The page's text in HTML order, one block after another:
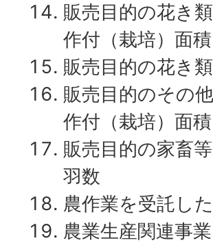
販売目的の花き
作付（栽培）面積
販売目的の花き
販売目的のその
作付（栽培）面積
販売目的の家畜
羽数
農作業を受託し
農業生産関連事